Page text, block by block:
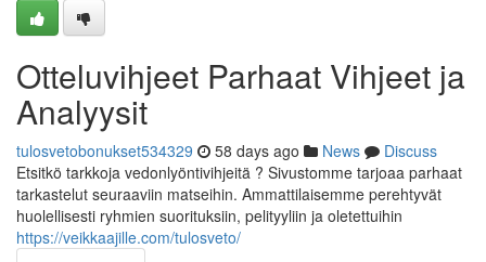
Otteluvihjeet Parhaat Vihjeet ja
Analyysit
tulosvetobonukset534329 58 days ago News
Discuss
Etsitkö tarkkoja vedonlyöntivihjeitä ? Sivustomme tarjoaa parhaat
tarkastelut seuraaviin matseihin. Ammattilaisemme perehtyvät
huolellisesti ryhmien suorituksiin, pelityyliin ja oletettuihin
https://veikkaajille.com/tulosveto/